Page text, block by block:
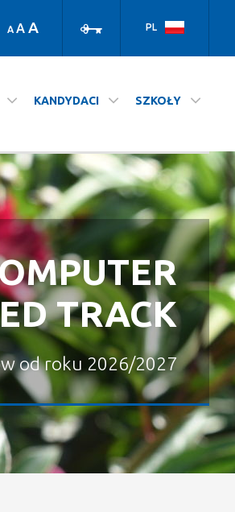
A A A
PL
KANDYDACI SZKOŁY
TRACK
od roku 2026/2027
WYDZIAŁ
NA UJ